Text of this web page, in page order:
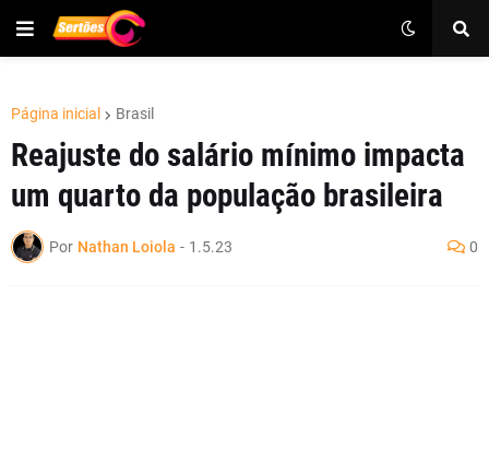
Página inicial Brasil
Reajuste do salário mínimo impacta
um quarto da população brasileira
Por Nathan Loiola - 1.5.23 0